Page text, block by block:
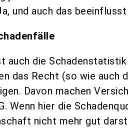
und auch das
auch die
das Recht (so wie auch
Davon machen
Wenn hier die
nicht mehr gut